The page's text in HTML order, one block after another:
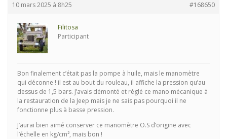
10 mars 2025 à 8h25 #168650
Filitosa
Participant
Bon finalement c’était pas la pompe à huile, mais le manomètre
qui déconne ! il est au bout du rouleau, il affiche la pression qu’au
dessus de 1,5 bars. J’avais démonté et réglé ce mano mécanique à
la restauration de la Jeep mais je ne sais pas pourquoi il ne
fonctionne plus à basse pression.
J’aurai bien aimé conserver ce manomètre O.S d’origine avec
l’échelle en kg/cm², mais bon !